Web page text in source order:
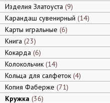
Изделия Златоуста 9
Карандаш сувенирный 14
Карты игральные 6
Книга 23
Кокарда 6
Колокольчик 14
Кольца для салфеток 4
Копия Фаберже 71
Кружка 36